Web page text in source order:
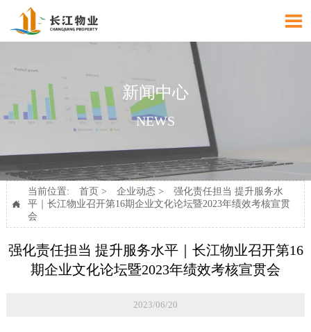

新闻中心
NEWS

当前位置: 首页 > 企业动态>
强化责任担当 提升服务水
平｜长江物业召开第16期企业文化论坛暨2023年绩效考核宣贯
会
强化责任担当 提升服务水平｜长江物业召开第16
期企业文化论坛暨2023年绩效考核宣贯会
2023/06/20